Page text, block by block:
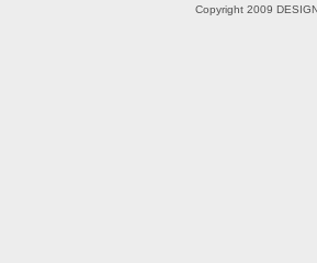
Copyright 2009